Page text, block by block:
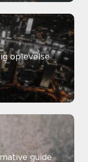
oplevelse
guide